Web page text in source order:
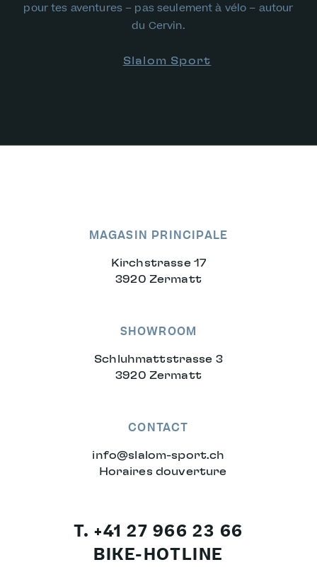
pour tes aventures – pas seulement à vélo – autour
du Cervin.
Slalom Sport
MAGASIN PRINCIPALE
Kirchstrasse 17
3920 Zermatt
SHOWROOM
Schluhmattstrasse 3
3920 Zermatt
CONTACT
info@slalom-sport.ch
Horaires douverture
T. +41 27 966 23 66
BIKE-HOTLINE